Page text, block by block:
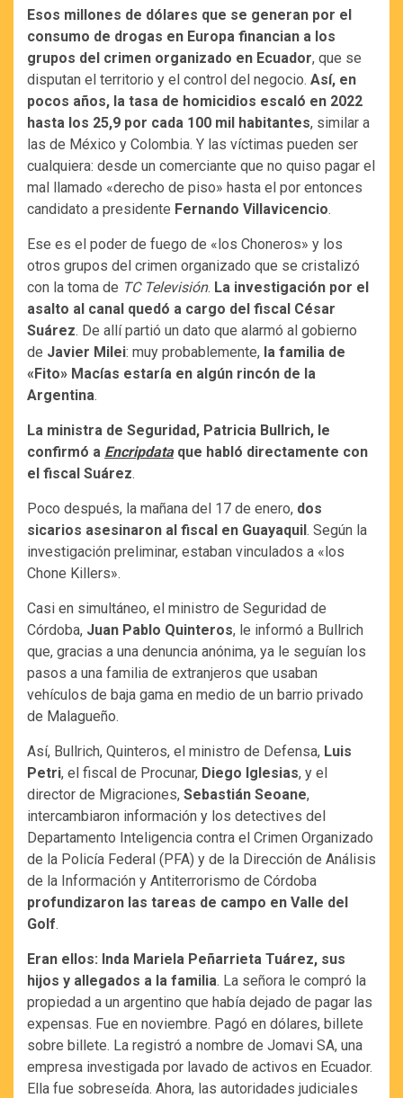
Esos millones de dólares que se generan por el
consumo de drogas en Europa financian a los
grupos del crimen organizado en Ecuador, que se
disputan el territorio y el control del negocio. Así, en
pocos años, la tasa de homicidios escaló en 2022
hasta los 25,9 por cada 100 mil habitantes, similar a
las de México y Colombia. Y las víctimas pueden ser
cualquiera: desde un comerciante que no quiso pagar el
mal llamado «derecho de piso» hasta el por entonces
candidato a presidente Fernando Villavicencio.
Ese es el poder de fuego de «los Choneros» y los
otros grupos del crimen organizado que se cristalizó
con la toma de TC Televisión. La investigación por el
asalto al canal quedó a cargo del fiscal César
Suárez. De allí partió un dato que alarmó al gobierno
de Javier Milei: muy probablemente, la familia de
«Fito» Macías estaría en algún rincón de la
Argentina.
La ministra de Seguridad, Patricia Bullrich, le
confirmó a Encripdataque habló directamente con
el fiscal Suárez.
Poco después, la mañana del 17 de enero, dos
sicarios asesinaron al fiscal en Guayaquil. Según la
investigación preliminar, estaban vinculados a «los
Chone Killers».
Casi en simultáneo, el ministro de Seguridad de
Córdoba, Juan Pablo Quinteros, le informó a Bullrich
que, gracias a una denuncia anónima, ya le seguían los
pasos a una familia de extranjeros que usaban
vehículos de baja gama en medio de un barrio privado
de Malagueño.
Así, Bullrich, Quinteros, el ministro de Defensa, Luis
Petri, el fiscal de Procunar, Diego Iglesias, y el
director de Migraciones, Sebastián Seoane,
intercambiaron información y los detectives del
Departamento Inteligencia contra el Crimen Organizado
de la Policía Federal (PFA) y de la Dirección de Análisis
de la Información y Antiterrorismo de Córdoba
profundizaron las tareas de campo en Valle del
Golf.
Eran ellos: Inda Mariela Peñarrieta Tuárez, sus
hijos y allegados a la familia. La señora le compró la
propiedad a un argentino que había dejado de pagar las
expensas. Fue en noviembre. Pagó en dólares, billete
sobre billete. La registró a nombre de Jomavi SA, una
empresa investigada por lavado de activos en Ecuador.
Ella fue sobreseída. Ahora, las autoridades judiciales